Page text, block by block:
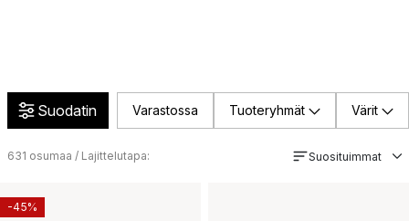
Suodatin Varastossa Tuoteryhmät Värit
631 osumaa / Lajittelutapa: Suosituimmat
-45%